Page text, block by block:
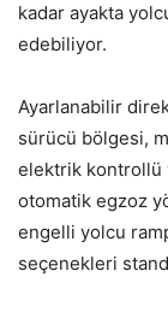
kadar ayakta
edebiliyor.
Ayarlanabilir
sürücü bölgesi,
elektrik kontrollü
otomatik egzoz
engelli yolcu
seçenekleri